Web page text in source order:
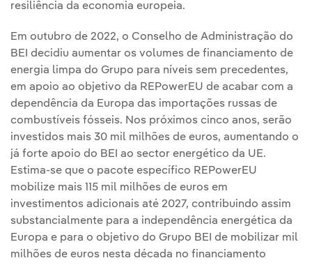
resiliência da economia europeia.
Em outubro de 2022, o Conselho de Administração do
BEI decidiu aumentar os volumes de financiamento de
energia limpa do Grupo para níveis sem precedentes,
em apoio ao objetivo da REPowerEU de acabar com a
dependência da Europa das importações russas de
combustíveis fósseis. Nos próximos cinco anos, serão
investidos mais 30 mil milhões de euros, aumentando o
já forte apoio do BEI ao sector energético da UE.
Estima-se que o pacote específico REPowerEU
mobilize mais 115 mil milhões de euros em
investimentos adicionais até 2027, contribuindo assim
substancialmente para a independência energética da
Europa e para o objetivo do Grupo BEI de mobilizar mil
milhões de euros nesta década no financiamento